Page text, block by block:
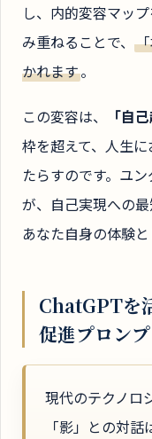
し、内的変容マッ
み重ねることで、
かれます。
この変容は、 「自
枠を超えて、人生
たらすのです。ユ
が、自己実現への
あなた自身の体験
ChatGPTを
促進プロン
現代のテクノロ
「影」との対